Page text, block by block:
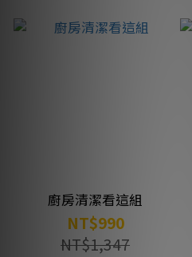
廚房清潔看這組
NT$990
NT$1,347